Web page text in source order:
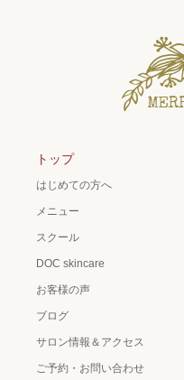
トップ
はじめての方へ
メニュー
スクール
DOC skincare
お客様の声
ブログ
サロン情報＆アクセス
ご予約・お問い合わせ